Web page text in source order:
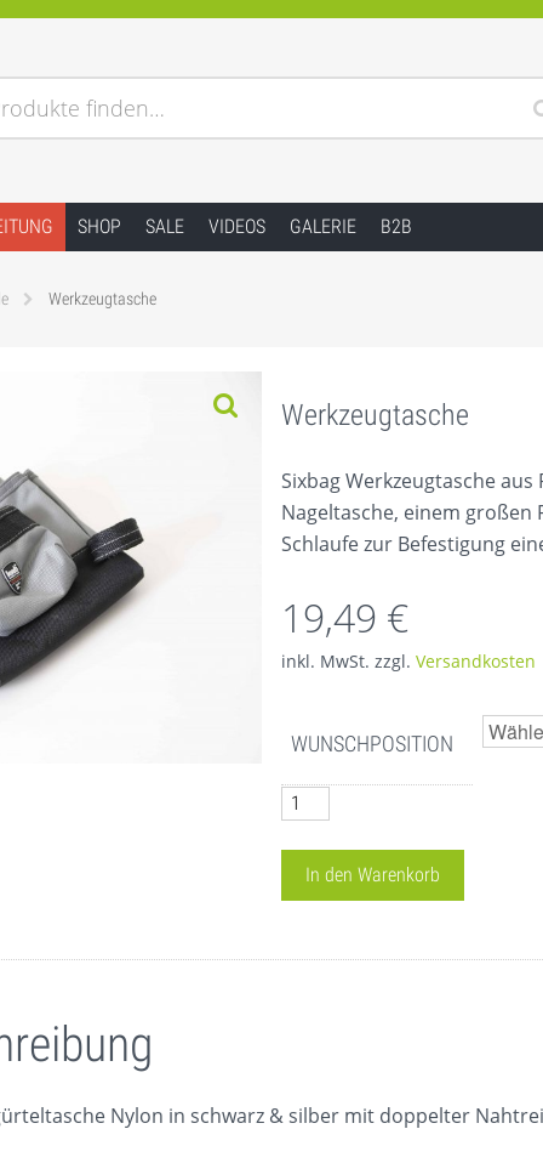
finden…
SHOP SALE VIDEOS GALERIE B2B
Werkzeugtasche
Werkzeugtasche
Sixbag Werkzeugtasche
Nageltasche, einem großen
Schlaufe zur Befestigung
19,49 €
inkl. MwSt. zzgl. Versandkosten
WUNSCHPOSITION
Werkzeugtasche
In den Warenkorb
Nylon in schwarz & silber mit doppelter